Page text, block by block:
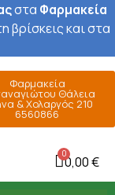
στα Φαρμακεία
βρίσκεις και στα
Φαρμακεία
Θάλεια
& Χολαργός 210
6560866
0,00 €